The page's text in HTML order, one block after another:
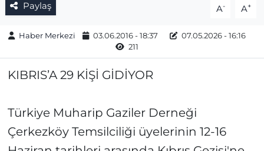
Paylaş A- A+
Haber Merkezi 03.06.2016 - 18:37
07.05.2026 - 16:16
211
KIBRIS’A 29 KİŞİ GİDİYOR
Türkiye Muharip Gaziler Derneği
Çerkezköy Temsilciliği üyelerinin 12-16